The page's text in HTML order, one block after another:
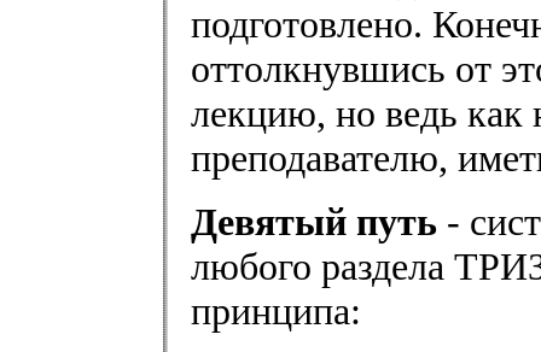
подготовлено.
оттолкнувшись от
лекцию, но ведь
преподавателю,
Девятый путь -
любого раздела
принципа: